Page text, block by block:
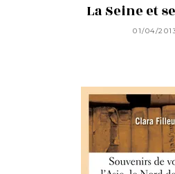
La Seine et
01/04/